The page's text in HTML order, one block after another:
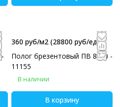
360 руб/м2 (28800 руб/eд)
Полог брезентовый ПВ 8х10 -
11155
В наличии
В корзину